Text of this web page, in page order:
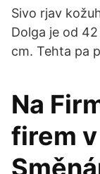
Sivo rjav
Dolga je od
cm. Tehta pa
Na
firem